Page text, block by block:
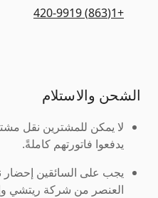
+1(863) 420-9919
الشحن والاستلام
لا يمكن للمشترين نقل
يدفعوا فاتورتهم كاملةً.
يجب على السائقين إحضار
العنصر من شركة ريتشي